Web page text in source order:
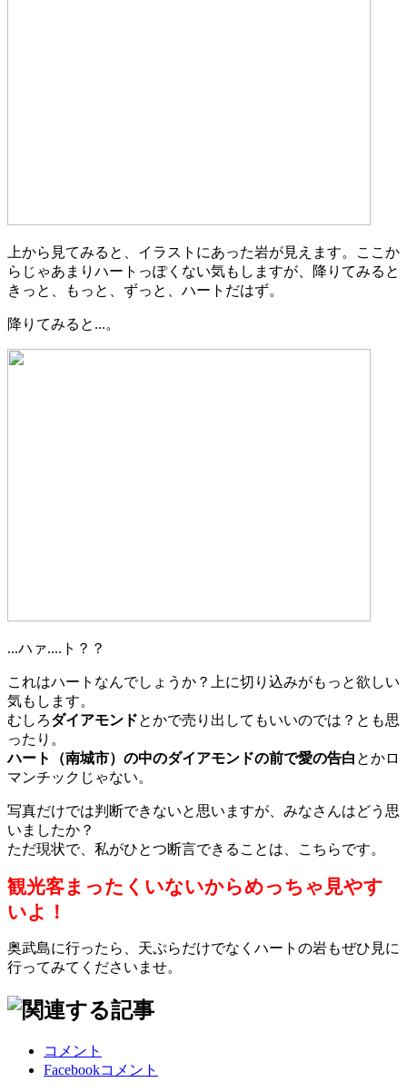
上から見てみると、イラストにあった岩が見えます。ここか
らじゃあまりハートっぽくない気もしますが、降りてみると
きっと、もっと、ずっと、ハートだはず。
降りてみると...。
...ハァ....ト？？
これはハートなんでしょうか？上に切り込みがもっと欲しい
気もします。
むしろダイアモンドとかで売り出してもいいのでは？とも思
ったり。
ハート（南城市）の中のダイアモンドの前で愛の告白 とかロ
マンチックじゃない。
写真だけでは判断できないと思いますが、みなさんはどう思
いましたか？
ただ現状で、私がひとつ断言できることは、こちらです。
観光客まったくいないからめっちゃ見やす
いよ！
奥武島に行ったら、天ぷらだけでなくハートの岩もぜひ見に
行ってみてくださいませ。
コメント
Facebookコメント